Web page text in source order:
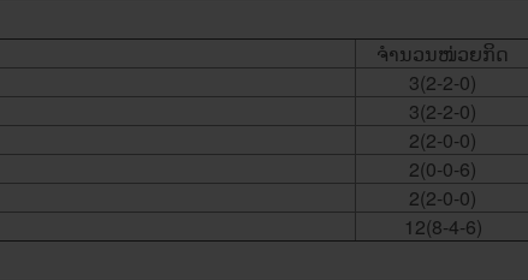
ຈໍານວນໜ່ວຍ​ກິດ
​3(2-2-0)
3(2-2-0)
2(2-0-0)
2(0-0-6)
2(2-0-0)
12(8-4-6)